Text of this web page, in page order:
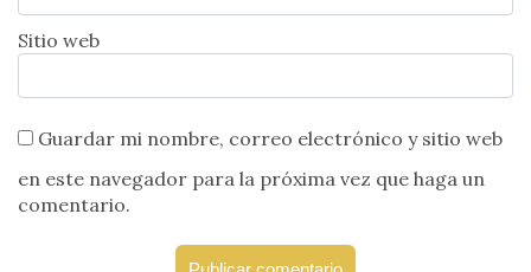
Sitio web
Guardar mi nombre, correo electrónico y sitio web
en este navegador para la próxima vez que haga un
comentario.